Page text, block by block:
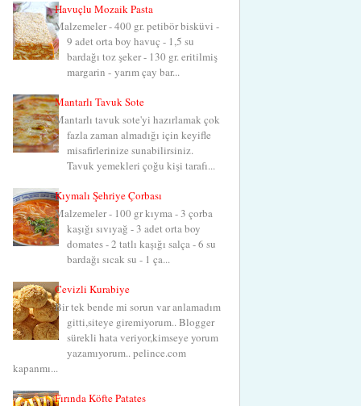
Havuçlu Mozaik Pasta
Malzemeler - 400 gr. petibör bisküvi -
9 adet orta boy havuç - 1,5 su
bardağı toz şeker - 130 gr. eritilmiş
margarin - yarım çay bar...
Mantarlı Tavuk Sote
Mantarlı tavuk sote'yi hazırlamak çok
fazla zaman almadığı için keyifle
misafirlerinize sunabilirsiniz.
Tavuk yemekleri çoğu kişi tarafı...
Kıymalı Şehriye Çorbası
Malzemeler - 100 gr kıyma - 3 çorba
kaşığı sıvıyağ - 3 adet orta boy
domates - 2 tatlı kaşığı salça - 6 su
bardağı sıcak su - 1 ça...
Cevizli Kurabiye
Bir tek bende mi sorun var anlamadım
gitti,siteye giremiyorum.. Blogger
sürekli hata veriyor,kimseye yorum
yazamıyorum.. pelince.com
kapanmı...
Fırında Köfte Patates